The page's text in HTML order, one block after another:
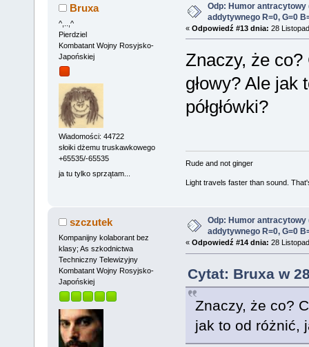
Bruxa
^,..,^
Pierdziel
Kombatant Wojny Rosyjsko-
Japońskiej
Wiadomości: 44722
słoiki dżemu truskawkowego
+65535/-65535
ja tu tylko sprzątam...
Odp: Humor antracytowy
addytywnego R=0, G=0
« Odpowiedź #13 dnia: 28
Znaczy, że co?
głowy? Ale jak
półgłówki?
Rude and not ginger
Light travels faster than sound.
szczutek
Kompanijny kolaborant bez
klasy; As szkodnictwa
Techniczny Telewizyjny
Kombatant Wojny Rosyjsko-
Japońskiej
Odp: Humor antracytowy
addytywnego R=0, G=0
« Odpowiedź #14 dnia: 28
Cytat: Bruxa w
Znaczy, że co?
jak to od różnić,